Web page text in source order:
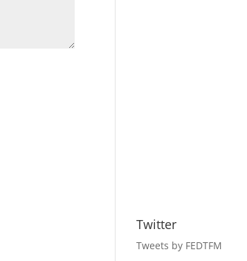
Twitter
Tweets by FEDTFM